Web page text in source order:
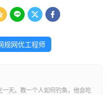
  
规网优工程师
天。教一个人如何钓鱼，他会吃